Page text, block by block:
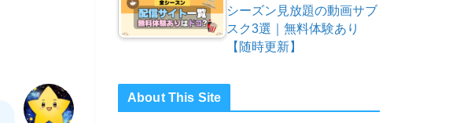
シーズン見放題の動画サブ
スク3選｜無料体験あり
【随時更新】
About This Site